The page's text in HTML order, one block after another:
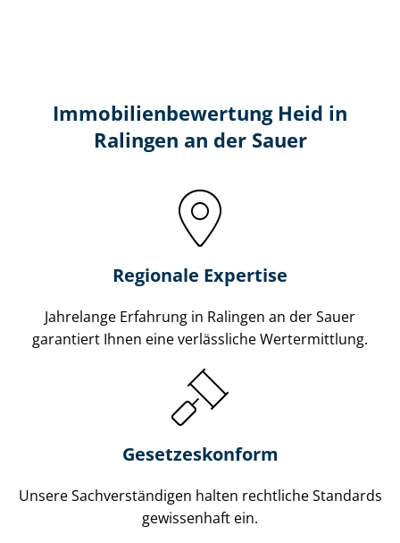
Immobilien­bewertung Heid in
Ralingen an der Sauer
Regionale Expertise
Jahrelange Erfahrung in Ralingen an der Sauer
garantiert Ihnen eine verlässliche Wertermittlung.
Gesetzes­konform
Unsere Sach­ver­stän­di­gen halten rechtliche Standards
gewissenhaft ein.